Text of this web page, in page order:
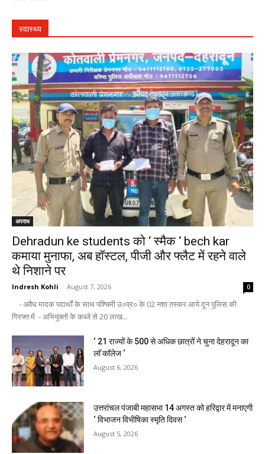
स्वास्थ्य
अपराध
Dehradun ke students को ‘ स्मैक ‘ bech kar
कमाया मुनाफा, अब हॉस्टल, पीजी और फ्लैट में रहने वाले
थे निशाने पर
Indresh Kohli - August 7, 2026 0
- अवैध मादक पदार्थों के साथ पश्चिमी उ०प्र० के 02 नशा तस्कर आये दून पुलिस की
गिरफ्त में - अभियुक्तों के कब्जे से 20 लाख...
‘ 21 राज्यों के 500 से अधिक छात्रों ने चुना देहरादून का
लाॅ काॅलेज ‘
August 6, 2026
उत्तरांचल पंजाबी महासभा 14 अगस्त को हरिद्वार में मनाएगी
‘ विभाजन विभीषिका स्मृति दिवस ‘
August 5, 2026